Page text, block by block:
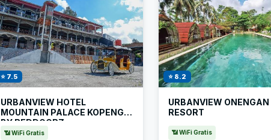
⭐ 7.5
URBANVIEW HOTEL
MOUNTAIN PALACE KOPENG
BY REDDOORZ
📶 WiFi Gratis
⭐ 8.2
URBANVIEW ONENGAN
RESORT
📶 WiFi Gratis